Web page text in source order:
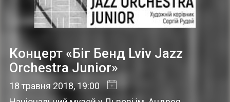
Концерт «Біг Бенд Lviv Jazz
Orchestra Junior»
18 травня 2018, 19:00